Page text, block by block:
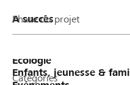
Phase du projet
Catégories